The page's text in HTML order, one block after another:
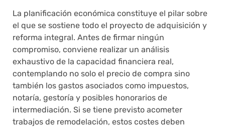
La planificación económica constituye el pilar sobre
el que se sostiene todo el proyecto de adquisición y
reforma integral. Antes de firmar ningún
compromiso, conviene realizar un análisis
exhaustivo de la capacidad financiera real,
contemplando no solo el precio de compra sino
también los gastos asociados como impuestos,
notaría, gestoría y posibles honorarios de
intermediación. Si se tiene previsto acometer
trabajos de remodelación, estos costes deben